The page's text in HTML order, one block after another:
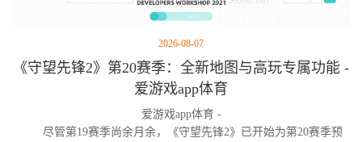
2026-08-07
《守望先锋2》第20赛季：全新地图与高玩专属功能 -
爱游戏app体育
爱游戏app体育 -
尽管第19赛季尚余月余，《守望先锋2》已开始为第20赛季预